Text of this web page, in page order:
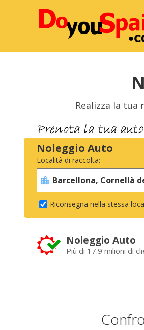
Realizza la
Noleggio Auto
Località di raccolta:
Riconsegna nella stessa
Noleggio Auto
Più di 17.9 milioni di